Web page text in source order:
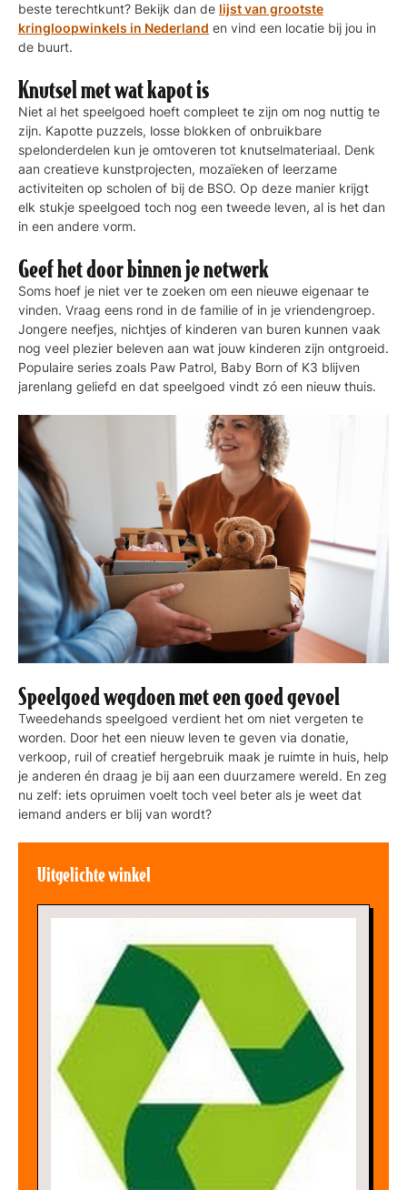
beste terechtkunt? Bekijk dan de lijst van grootste
kringloopwinkels in Nederland en vind een locatie bij jou in
de buurt.
Knutsel met wat kapot is
Niet al het speelgoed hoeft compleet te zijn om nog nuttig te
zijn. Kapotte puzzels, losse blokken of onbruikbare
spelonderdelen kun je omtoveren tot knutselmateriaal. Denk
aan creatieve kunstprojecten, mozaïeken of leerzame
activiteiten op scholen of bij de BSO. Op deze manier krijgt
elk stukje speelgoed toch nog een tweede leven, al is het dan
in een andere vorm.
Geef het door binnen je netwerk
Soms hoef je niet ver te zoeken om een nieuwe eigenaar te
vinden. Vraag eens rond in de familie of in je vriendengroep.
Jongere neefjes, nichtjes of kinderen van buren kunnen vaak
nog veel plezier beleven aan wat jouw kinderen zijn ontgroeid.
Populaire series zoals Paw Patrol, Baby Born of K3 blijven
jarenlang geliefd en dat speelgoed vindt zó een nieuw thuis.
Speelgoed wegdoen met een goed gevoel
Tweedehands speelgoed verdient het om niet vergeten te
worden. Door het een nieuw leven te geven via donatie,
verkoop, ruil of creatief hergebruik maak je ruimte in huis, help
je anderen én draag je bij aan een duurzamere wereld. En zeg
nu zelf: iets opruimen voelt toch veel beter als je weet dat
iemand anders er blij van wordt?
Uitgelichte winkel